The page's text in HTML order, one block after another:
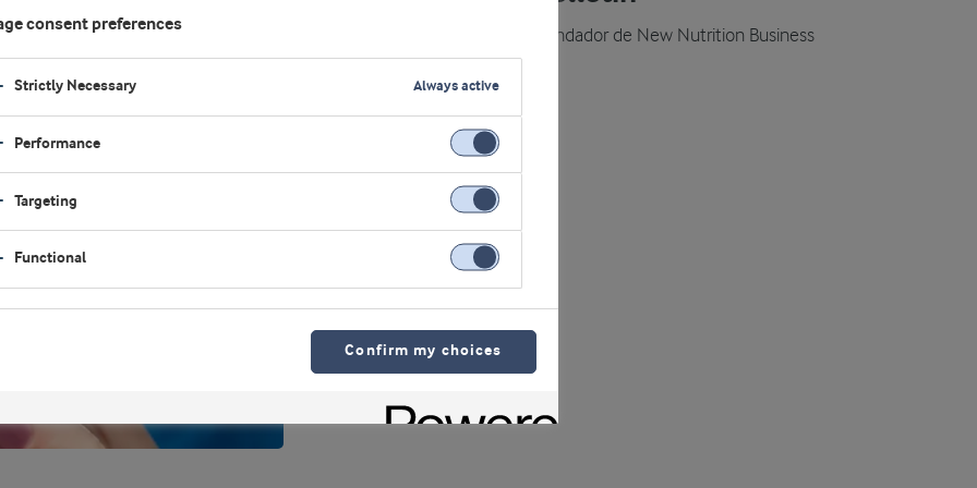
Director y fundador de New Nutrition Business
consent preferences
Strictly Necessary Always active
Performance
Targeting
Functional
Confirm my choices